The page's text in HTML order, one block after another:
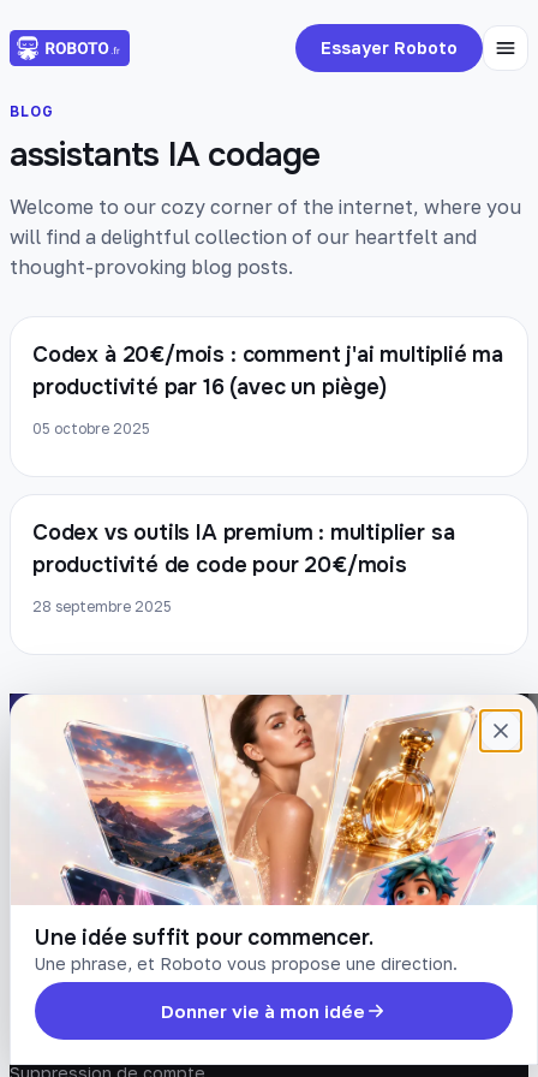
Essayer Roboto
BLOG
assistants IA codage
Welcome to our cozy corner of the internet, where you
will find a delightful collection of our heartfelt and
thought-provoking blog posts.
Codex à 20€/mois : comment j'ai multiplié ma
productivité par 16 (avec un piège)
05 octobre 2025
Codex vs outils IA premium : multiplier sa
productivité de code pour 20€/mois
28 septembre 2025
Une idée suffit pour commencer.
Une phrase, et Roboto vous propose une direction.
Donner vie à mon idée
Plateforme française de création de
contenu avec l’IA. Demandez, Roboto crée.
DÉCOUVRIR
Prompts
Blog
Tarifs
COMPTE
Connexion
Créer un compte
Mot de passe oublié
LÉGAL
Conditions
Confidentialité
Suppression de compte